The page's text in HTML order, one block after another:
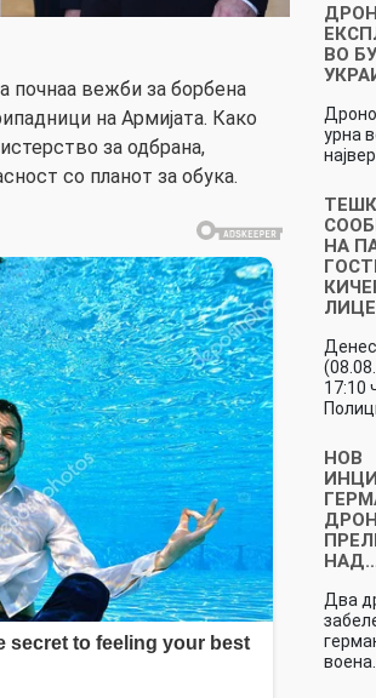
почнаа вежби за борбена
на Армијата. Како
за одбрана,
со планот за обука.
ВО
урна
НА
17:10
НОВ
Два
воена…